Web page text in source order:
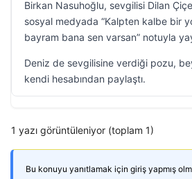
Birkan Nasuhoğlu, sevgilisi Dilan
sosyal medyada “Kalpten kalbe bir
bayram bana sen varsan” notuyla
Deniz de sevgilisine verdiği pozu,
kendi hesabından paylaştı.
1 yazı görüntüleniyor (toplam 1)
Bu konuyu yanıtlamak için giriş yapmış